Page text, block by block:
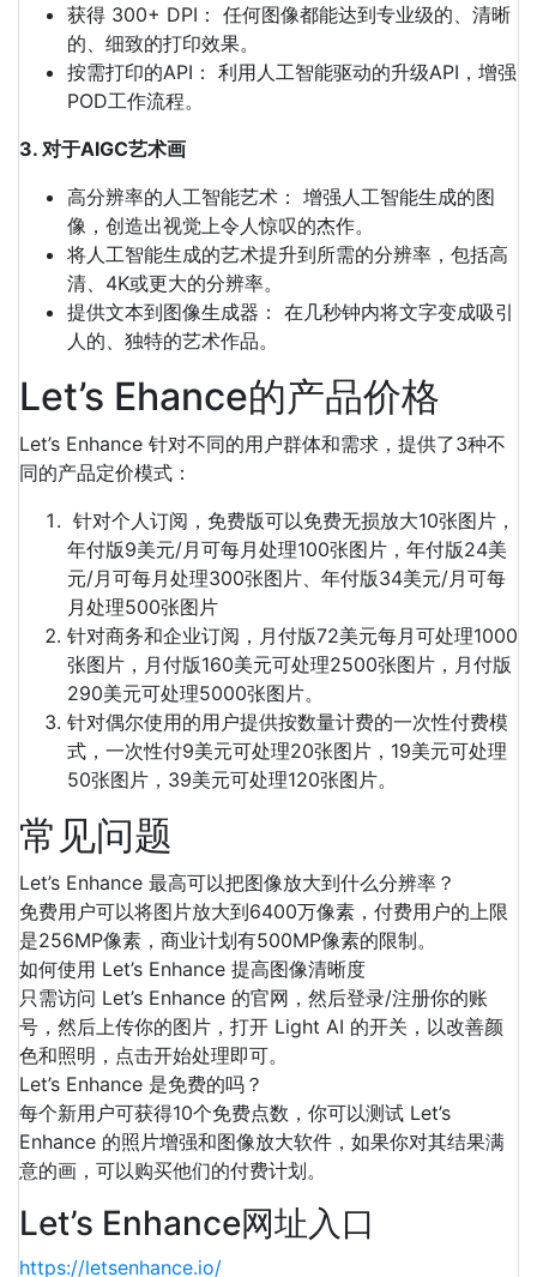
获得 300+ DPI： 任何图像都能达到专业级的、清晰
的、细致的打印效果。
按需打印的API： 利用人工智能驱动的升级API，增强
POD工作流程。
3. 对于AIGC艺术画
高分辨率的人工智能艺术： 增强人工智能生成的图
像，创造出视觉上令人惊叹的杰作。
将人工智能生成的艺术提升到所需的分辨率，包括高
清、4K或更大的分辨率。
提供文本到图像生成器： 在几秒钟内将文字变成吸引
人的、独特的艺术作品。
Let’s Ehance的产品价格
Let’s Enhance 针对不同的用户群体和需求，提供了3种不
同的产品定价模式：
针对个人订阅，免费版可以免费无损放大10张图片，
年付版9美元/月可每月处理100张图片，年付版24美
元/月可每月处理300张图片、年付版34美元/月可每
月处理500张图片
针对商务和企业订阅，月付版72美元每月可处理1000
张图片，月付版160美元可处理2500张图片，月付版
290美元可处理5000张图片。
针对偶尔使用的用户提供按数量计费的一次性付费模
式，一次性付9美元可处理20张图片，19美元可处理
50张图片，39美元可处理120张图片。
常见问题
Let’s Enhance 最高可以把图像放大到什么分辨率？
免费用户可以将图片放大到6400万像素，付费用户的上限
是256MP像素，商业计划有500MP像素的限制。
如何使用 Let’s Enhance 提高图像清晰度
只需访问 Let’s Enhance 的官网，然后登录/注册你的账
号，然后上传你的图片，打开 Light AI 的开关，以改善颜
色和照明，点击开始处理即可。
Let’s Enhance 是免费的吗？
每个新用户可获得10个免费点数，你可以测试 Let’s
Enhance 的照片增强和图像放大软件，如果你对其结果满
意的画，可以购买他们的付费计划。
Let’s Enhance网址入口
https://letsenhance.io/